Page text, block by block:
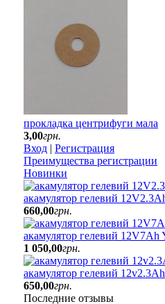
прокладка центрифуги мала
3,00грн.
Вход | Регистрация
Преимущества регистрации
Новинки
акамулятор гелевий
660,00грн.
акамулятор гелевий
1 050,00грн.
акамулятор гелевий
650,00грн.
Последние отзывы